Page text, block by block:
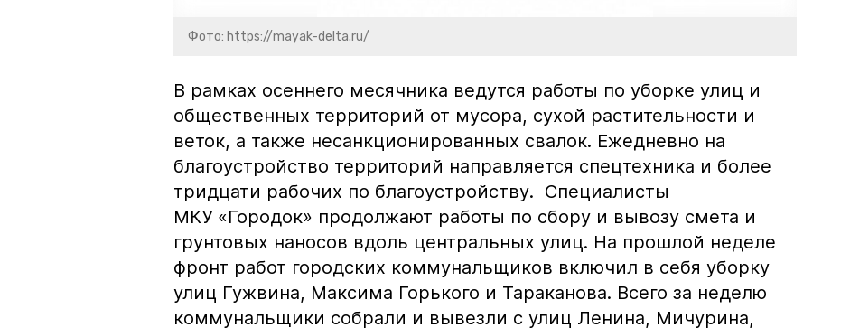
Фото: https://mayak-delta.ru/
В рамках осеннего месячника ведутся работы по уборке улиц и
общественных территорий от мусора, сухой растительности и
веток, а также несанкционированных свалок. Ежедневно на
благоустройство территорий направляется спецтехника и более
тридцати рабочих по благоустройству. Специалисты
МКУ «Городок» продолжают работы по сбору и вывозу смета и
грунтовых наносов вдоль центральных улиц. На прошлой неделе
фронт работ городских коммунальщиков включил в себя уборку
улиц Гужвина, Максима Горького и Тараканова. Всего за неделю
коммунальщики собрали и вывезли с улиц Ленина, Мичурина,